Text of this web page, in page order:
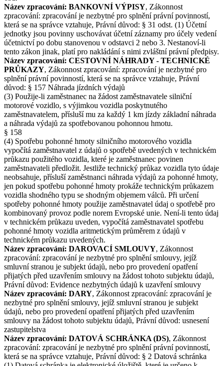
Název zpracování: BANKOVNÍ VÝPISY, Zákonnost
zpracování: zpracování je nezbytné pro splnění právní povinností,
která se na správce vztahuje, Právní důvod: § 31 odst. (1) Účetní
jednotky jsou povinny uschovávat účetní záznamy pro účely vedení
účetnictví po dobu stanovenou v odstavci 2 nebo 3. Nestanoví-li
tento zákon jinak, platí pro nakládání s nimi zvláštní právní předpisy.
Název zpracování: CESTOVNÍ NÁHRADY - TECHNICKÉ
PRŮKAZY, Zákonnost zpracování: zpracování je nezbytné pro
splnění právní povinností, která se na správce vztahuje, Právní
důvod: § 157 Náhrada jízdních výdajů
(3) Použije-li zaměstnanec na žádost zaměstnavatele silniční
motorové vozidlo, s výjimkou vozidla poskytnutého
zaměstnavatelem, přísluší mu za každý 1 km jízdy základní náhrada
a náhrada výdajů za spotřebovanou pohonnou hmotu.
§ 158
(4) Spotřebu pohonné hmoty silničního motorového vozidla
vypočítá zaměstnavatel z údajů o spotřebě uvedených v technickém
průkazu použitého vozidla, které je zaměstnanec povinen
zaměstnavateli předložit. Jestliže technický průkaz vozidla tyto údaje
neobsahuje, přísluší zaměstnanci náhrada výdajů za pohonné hmoty,
jen pokud spotřebu pohonné hmoty prokáže technickým průkazem
vozidla shodného typu se shodným objemem válců. Při určení
spotřeby pohonné hmoty použije zaměstnavatel údaj o spotřebě pro
kombinovaný provoz podle norem Evropské unie. Není-li tento údaj
v technickém průkazu uveden, vypočítá zaměstnavatel spotřebu
pohonné hmoty vozidla aritmetickým průměrem z údajů v
technickém průkazu uvedených.
Název zpracování: DAROVACÍ SMLOUVY, Zákonnost
zpracování: zpracování je nezbytné pro splnění smlouvy, jejíž
smluvní stranou je subjekt údajů, nebo pro provedení opatření
přijatých před uzavřením smlouvy na žádost tohoto subjektu údajů,
Právní důvod: Evidence nezbytných údajů k uzavření smlouvy
Název zpracování: DARY, Zákonnost zpracování: zpracování je
nezbytné pro splnění smlouvy, jejíž smluvní stranou je subjekt
údajů, nebo pro provedení opatření přijatých před uzavřením
smlouvy na žádost tohoto subjektu údajů, Právní důvod: usnesení
zastupitelstva
Název zpracování: DATOVÁ SCHRÁNKA (DS), Zákonnost
zpracování: zpracování je nezbytné pro splnění právní povinností,
která se na správce vztahuje, Právní důvod: § 2 Datová schránka